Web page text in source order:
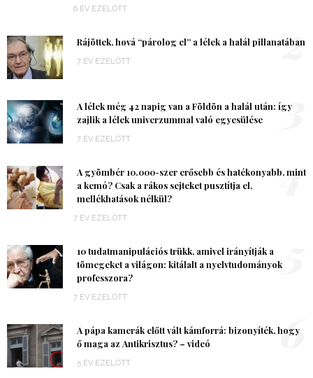
6 ÉV EZELŐTT
Rájöttek, hová “párolog el” a lélek a halál pillanatában
7 ÉV EZELŐTT 2
A lélek még 42 napig van a Földön a halál után: így
zajlik a lélek univerzummal való egyesülése
7 ÉV EZELŐTT
3
A gyömbér 10.000-szer erősebb és hatékonyabb, mint
a kemó? Csak a rákos sejteket pusztítja el,
mellékhatások nélkül?
7 ÉV EZELŐTT
4
10 tudatmanipulációs trükk, amivel irányítják a
tömegeket a világon: kitálalt a nyelvtudományok
professzora?
7 ÉV EZELŐTT
A pápa kamerák előtt vált kámforrá: bizonyíték, hogy
ő maga az Antikrisztus? – videó
5 ÉV EZELŐTT
6